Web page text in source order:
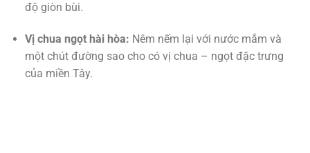
độ giòn bùi.
Vị chua ngọt hài hòa: Nêm nếm lại với nước mắm và
một chút đường sao cho có vị chua – ngọt đặc trưng
của miền Tây.